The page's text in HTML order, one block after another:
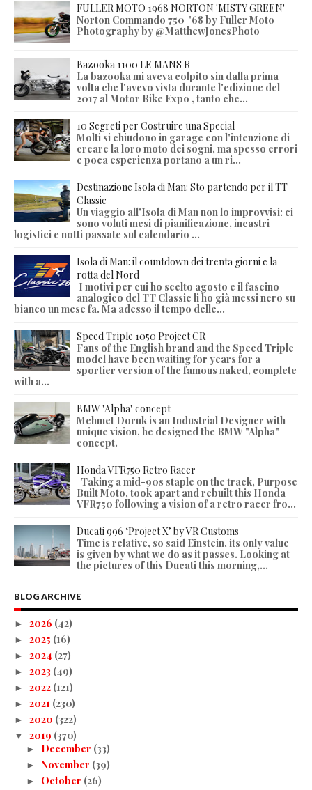
FULLER MOTO 1968 NORTON 'MISTY GREEN'
Norton Commando 750 '68 by Fuller Moto
Photography by @MatthewJonesPhoto
Bazooka 1100 LE MANS R
La bazooka mi aveva colpito sin dalla prima
volta che l'avevo vista durante l'edizione del
2017 al Motor Bike Expo , tanto che...
10 Segreti per Costruire una Special
Molti si chiudono in garage con l'intenzione di
creare la loro moto dei sogni, ma spesso errori
e poca esperienza portano a un ri...
Destinazione Isola di Man: Sto partendo per il TT
Classic
Un viaggio all'Isola di Man non lo improvvisi: ci
sono voluti mesi di pianificazione, incastri
logistici e notti passate sul calendario ...
Isola di Man: il countdown dei trenta giorni e la
rotta del Nord
I motivi per cui ho scelto agosto e il fascino
analogico del TT Classic li ho già messi nero su
bianco un mese fa. Ma adesso il tempo delle...
Speed Triple 1050 Project CR
Fans of the English brand and the Speed Triple
model have been waiting for years for a
sportier version of the famous naked, complete
with a...
BMW "Alpha" concept
Mehmet Doruk is an Industrial Designer with
unique vision, he designed the BMW "Alpha"
concept.
Honda VFR750 Retro Racer
Taking a mid-90s staple on the track, Purpose
Built Moto, took apart and rebuilt this Honda
VFR750 following a vision of a retro racer fro...
Ducati 996 ‘Project X’ by VR Customs
Time is relative, so said Einstein, its only value
is given by what we do as it passes. Looking at
the pictures of this Ducati this morning,...
BLOG ARCHIVE
► 2026 (42)
► 2025 (16)
► 2024 (27)
► 2023 (49)
► 2022 (121)
► 2021 (230)
► 2020 (322)
▼ 2019 (370)
► December (33)
► November (39)
► October (26)